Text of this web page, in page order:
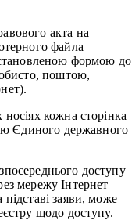
акта на
файла
формою до
поштою,
кожна сторінка
Єдиного державного
доступу
мережу Інтернет
заяви, може
щодо доступу.